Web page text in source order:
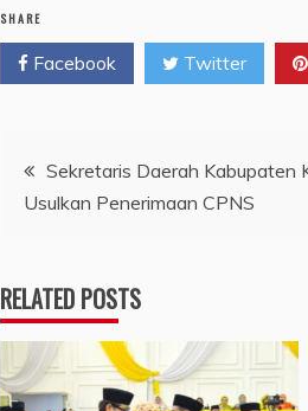
SHARE
Facebook Twitter
Navigasi
pos
Sekretaris Daerah Kabupaten
Usulkan Penerimaan CPNS
RELATED POSTS